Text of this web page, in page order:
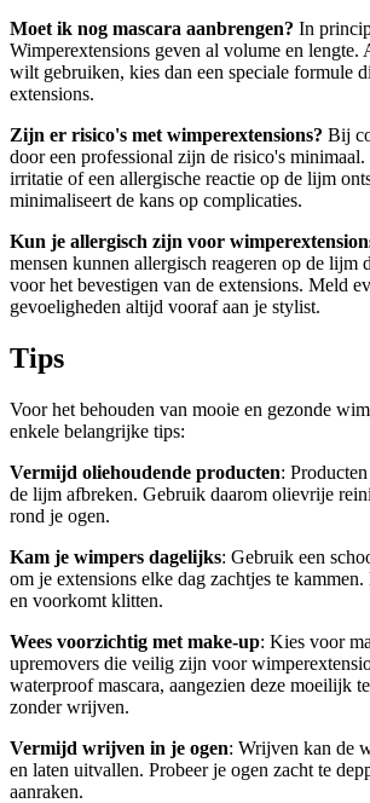
Moet ik nog mascara aanbrengen? In
Wimperextensions geven al volume en lengte.
wilt gebruiken, kies dan een speciale formule
extensions.
Zijn er risico's met wimperextensions? Bij
door een professional zijn de risico's minimaal.
irritatie of een allergische reactie op de lijm
minimaliseert de kans op complicaties.
Kun je allergisch zijn voor
mensen kunnen allergisch reageren op de lijm
voor het bevestigen van de extensions. Meld
gevoeligheden altijd vooraf aan je stylist.
Tips
Voor het behouden van mooie en gezonde
enkele belangrijke tips:
Vermijd oliehoudende producten:
de lijm afbreken. Gebruik daarom olievrije
rond je ogen.
Kam je wimpers dagelijks: Gebruik een
om je extensions elke dag zachtjes te
en voorkomt klitten.
Wees voorzichtig met make-up: Kies voor
upremovers die veilig zijn voor
waterproof mascara, aangezien deze moeilijk
zonder wrijven.
Vermijd wrijven in je ogen: Wrijven kan de
en laten uitvallen. Probeer je ogen zacht te
aanraken.